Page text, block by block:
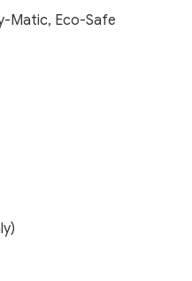
Matic, Eco-Safe